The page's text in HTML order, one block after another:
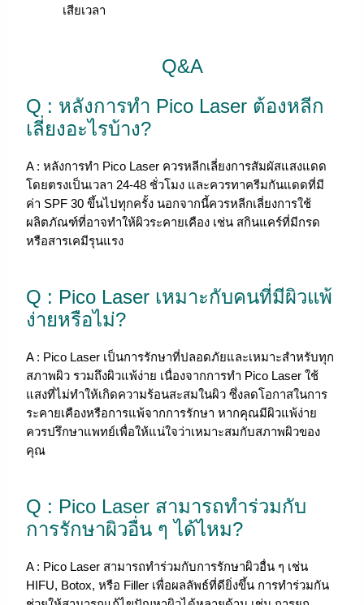
เสียเวลา
Q&A
Q : หลังการทำ Pico Laser ต้องหลีก
เลี่ยงอะไรบ้าง?
A : หลังการทำ Pico Laser ควรหลีกเลี่ยงการสัมผัสแสงแดด
โดยตรงเป็นเวลา 24-48 ชั่วโมง และควรทาครีมกันแดดที่มี
ค่า SPF 30 ขึ้นไปทุกครั้ง นอกจากนี้ควรหลีกเลี่ยงการใช้
ผลิตภัณฑ์ที่อาจทำให้ผิวระคายเคือง เช่น สกินแคร์ที่มีกรด
หรือสารเคมีรุนแรง
Q : Pico Laser เหมาะกับคนที่มีผิวแพ้
ง่ายหรือไม่?
A : Pico Laser เป็นการรักษาที่ปลอดภัยและเหมาะสำหรับทุก
สภาพผิว รวมถึงผิวแพ้ง่าย เนื่องจากการทำ Pico Laser ใช้
แสงที่ไม่ทำให้เกิดความร้อนสะสมในผิว ซึ่งลดโอกาสในการ
ระคายเคืองหรือการแพ้จากการรักษา หากคุณมีผิวแพ้ง่าย
ควรปรึกษาแพทย์เพื่อให้แน่ใจว่าเหมาะสมกับสภาพผิวของ
คุณ
Q : Pico Laser สามารถทำร่วมกับ
การรักษาผิวอื่น ๆ ได้ไหม?
A : Pico Laser สามารถทำร่วมกับการรักษาผิวอื่น ๆ เช่น
HIFU, Botox, หรือ Filler เพื่อผลลัพธ์ที่ดียิ่งขึ้น การทำร่วมกัน